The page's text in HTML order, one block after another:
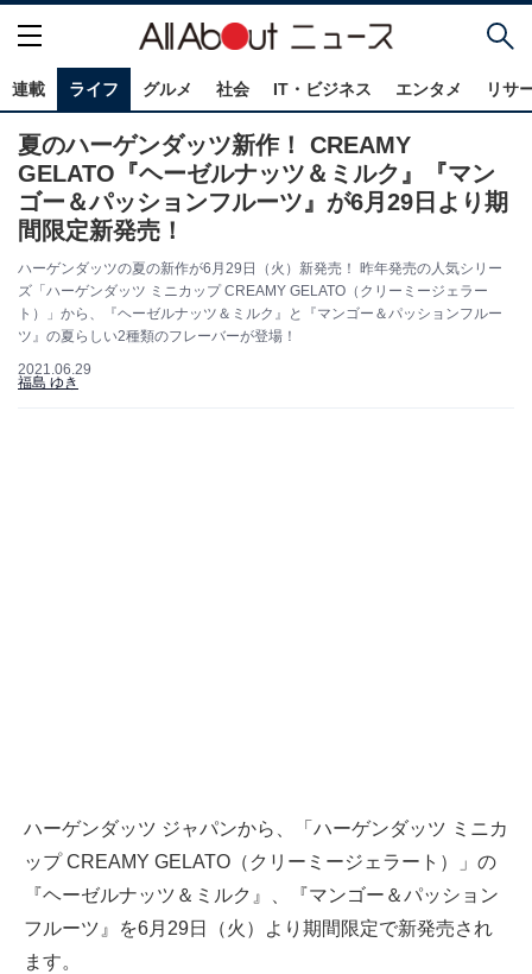
連載 ライフ グルメ 社会 IT・ビジネス エンタメ リサ
夏のハーゲンダッツ新作！ CREAMY
GELATO『ヘーゼルナッツ＆ミルク』『マン
ゴー＆パッションフルーツ』が6月29日より期
間限定新発売！
ハーゲンダッツの夏の新作が6月29日（火）新発売！ 昨年発売の人気シリー
ズ「ハーゲンダッツ ミニカップ CREAMY GELATO（クリーミージェラー
ト）」から、『ヘーゼルナッツ＆ミルク』と『マンゴー＆パッションフルー
ツ』の夏らしい2種類のフレーバーが登場！
2021.06.29
福島 ゆき
ハーゲンダッツ ジャパンから、「ハーゲンダッツ ミニカ
ップ CREAMY GELATO（クリーミージェラート）」の
『ヘーゼルナッツ＆ミルク』、『マンゴー＆パッション
フルーツ』を6月29日（火）より期間限定で新発売され
ます。